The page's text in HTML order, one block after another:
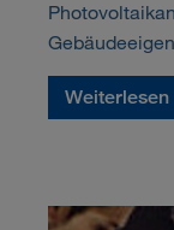
Weiterlesen